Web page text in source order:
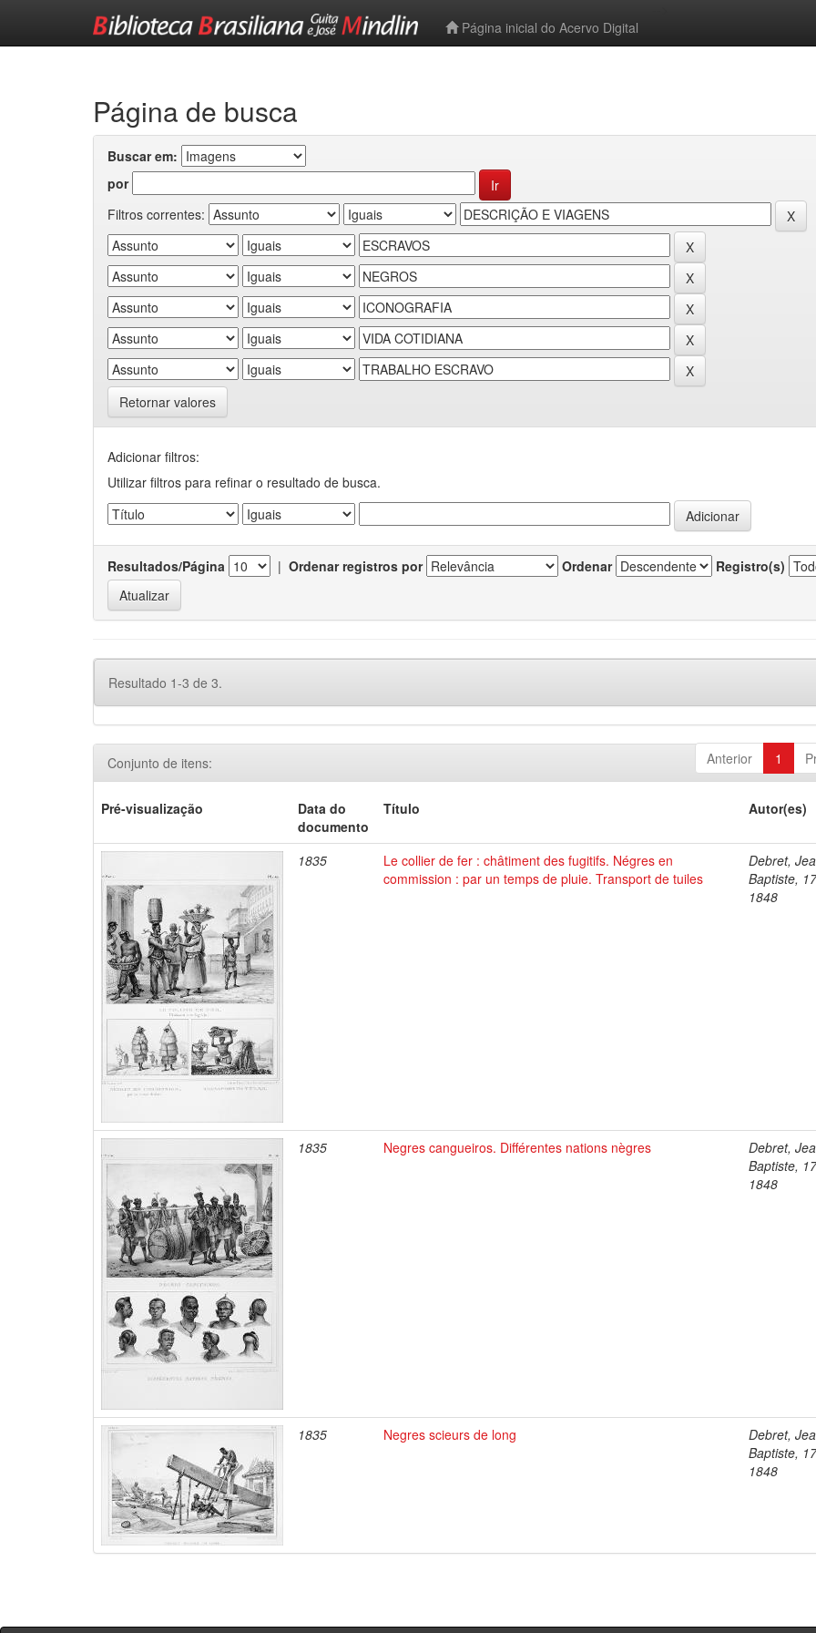
Página inicial do Acervo Digital
Página de busca
Buscar em:
por
Filtros correntes:
Retornar valores
Adicionar filtros:
Utilizar filtros para refinar o resultado de busca.
Resultados/Página | Ordenar registros por Ordenar Registro(s)
Resultado 1-3 de 3.
Anterior 1
Conjunto de itens:
Pré-visualização
Data do
documento
Título Autor(es)
1835
Le collier de fer : châtiment des fugitifs. Négres en
commission : par un temps de pluie. Transport de tuiles
Debret,
Baptiste,
1848
1835 Negres cangueiros. Différentes nations nègres
Debret,
Baptiste,
1848
1835 Negres scieurs de long
Debret,
Baptiste,
1848